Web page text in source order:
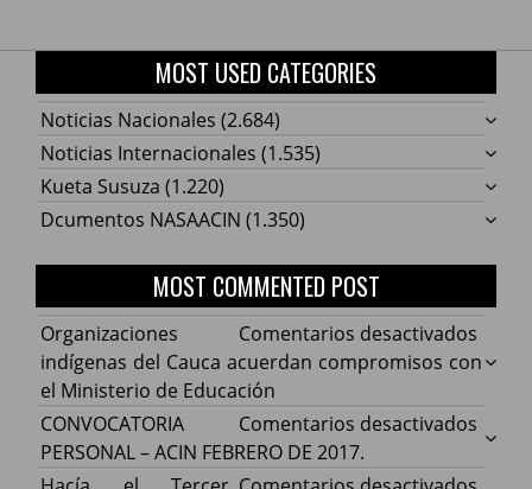
MOST USED CATEGORIES
Noticias Nacionales (2.684)
Noticias Internacionales (1.535)
Kueta Susuza (1.220)
Dcumentos NASAACIN (1.350)
MOST COMMENTED POST
Comentarios desactivados
Cauca
Organizaciones
indígenas del Cauca acuerdan compromisos con
el Ministerio de Educación
Comentarios desactivados
CONVOCATORIA
PERSONAL – ACIN FEBRERO DE 2017.